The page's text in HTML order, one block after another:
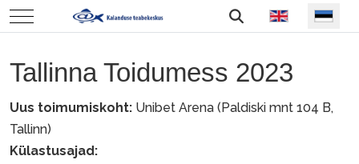
Mobile Menu Toggle Vali keel
Tallinna Toidumess 2023
Uus toimumiskoht: Unibet Arena (Paldiski mnt 104 B,
Tallinn)
Külastusajad: